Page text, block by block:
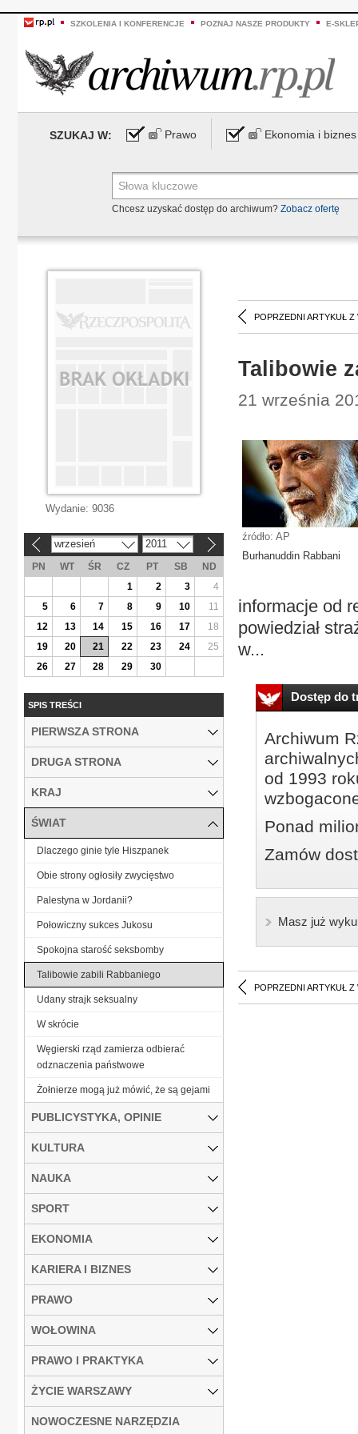
SZKOLENIA I KONFERENCJE POZNAJ NASZE PRODUKTY E-
SZUKAJ W: Prawo Ekonomia i biznes
Chcesz uzyskać dostęp do archiwum? Zobacz ofertę
POPRZEDNI ARTYKUŁ Z
Talibowie
21 września
źródło: AP
Burhanuddin Rabbani
informacje od
powiedział
w...
Dostęp do
Archiwum
od 1993
Ponad
Zamów
Masz już
POPRZEDNI ARTYKUŁ Z
Wydanie: 9036
wrzesień 2011
PN WT ŚR CZ PT SB
ND
1
2 3
4
5
6 7 8 9 10
11
12
13 14 15 16 17
18
19
20 21 22 23 24
25
26
27 28 29 30
SPIS TREŚCI
PIERWSZA STRONA
DRUGA STRONA
KRAJ
ŚWIAT
Dlaczego ginie tyle Hiszpanek
Obie strony ogłosiły zwycięstwo
Palestyna w Jordanii?
Połowiczny sukces Jukosu
Spokojna starość seksbomby
Talibowie zabili Rabbaniego
Udany strajk seksualny
W skrócie
Węgierski rząd zamierza odbierać
odznaczenia państwowe
Żołnierze mogą już mówić, że są gejami
PUBLICYSTYKA, OPINIE
KULTURA
NAUKA
SPORT
EKONOMIA
KARIERA I BIZNES
PRAWO
WOŁOWINA
PRAWO I PRAKTYKA
ŻYCIE WARSZAWY
NOWOCZESNE NARZĘDZIA